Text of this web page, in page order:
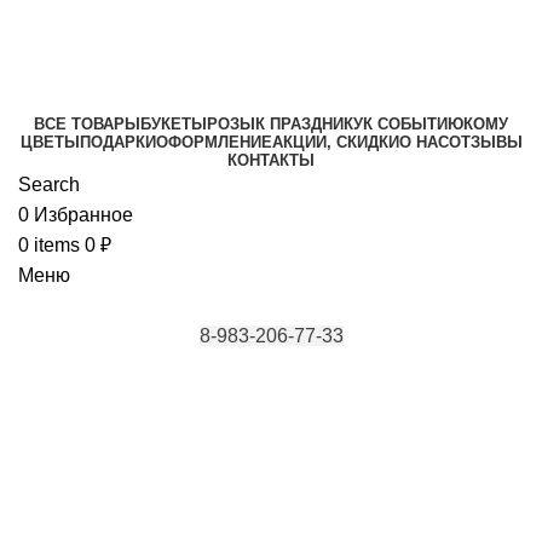
ВСЕ ТОВАРЫ БУКЕТЫ РОЗЫ К ПРАЗДНИКУК СОБЫТИЮКОМУ
ЦВЕТЫ ПОДАРКИОФОРМЛЕНИЕАКЦИИ, СКИДКИО НАСОТЗЫВЫ
КОНТАКТЫ
Search
0 Избранное
0 items 0 ₽
Меню
8-983-206-77-33